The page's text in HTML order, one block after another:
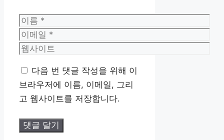
이
름
이
메
웹
이
트
다음 번 댓글 작성을 위해 이
브라우저에 이름, 이메일, 그리
고 웹사이트를 저장합니다.